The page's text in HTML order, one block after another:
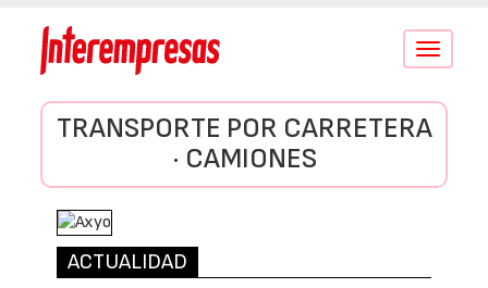
Conmutar
TRANSPORTE POR CARRETERA
· CAMIONES
ACTUALIDAD